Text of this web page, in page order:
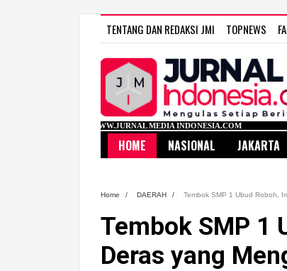
TENTANG DAN REDAKSI JMI TOPNEWS
WWW.JURNAL MEDIA INDONESIA.COM
HOME NASIONAL JAKARTA
Home / DAERAH / Tembok SMP 1 Ubud Roboh,
Tembok SMP 1
Deras yang